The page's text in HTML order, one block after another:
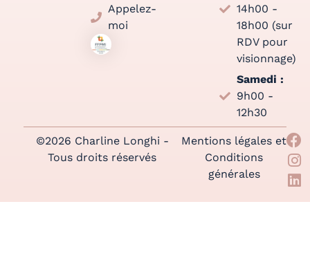
Appelez-
moi
14h00 -
18h00 (sur
RDV pour
visionnage)
Samedi :
9h00 -
12h30
©2026 Charline Longhi -
Tous droits réservés
Mentions légales et
Conditions
générales